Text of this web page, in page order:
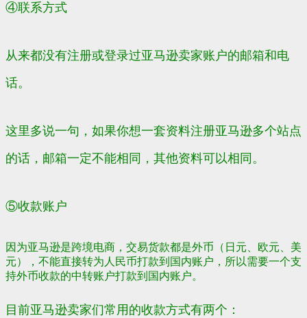
④联系方式
从来都没有注册或登录过亚马逊卖家账户的邮箱和电
话。
这里多说一句，如果你想一套资料注册亚马逊多个站点
的话，邮箱一定不能相同，其他资料可以相同。
⑤收款账户
因为亚马逊是跨境电商 ，交易货款都是外币（ 日元、欧元、美
元），不能直接转为人民币打款到国内账户，所以需要一个支
持外币收款的中转账户打款到国内账户。
目前亚马逊卖家们常用的收款方式有两个：